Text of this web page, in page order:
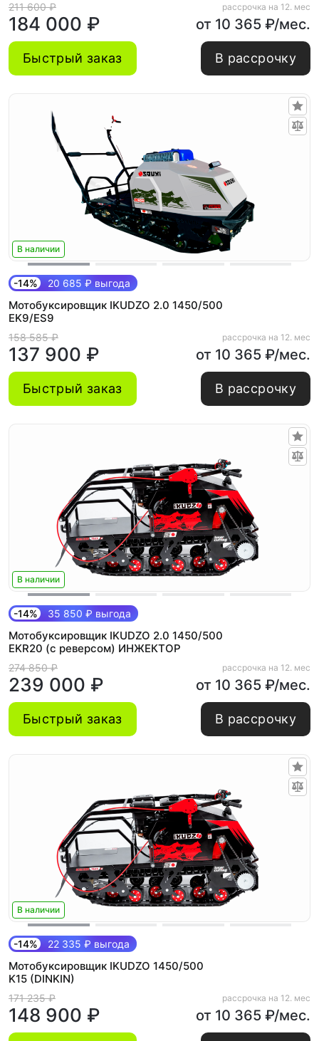
211 600 ₽
184 000 ₽
рассрочка на 12. мес
от 10 365 ₽/мес.
Быстрый заказ В рассрочку
В наличии
-14% 20 685 ₽ выгода
Мотобуксировщик IKUDZO 2.0 1450/500
EK9/ES9
158 585 ₽
137 900 ₽
рассрочка на 12. мес
от 10 365 ₽/мес.
Быстрый заказ В рассрочку
В наличии
-14% 35 850 ₽ выгода
Мотобуксировщик IKUDZO 2.0 1450/500
EKR20 (с реверсом) ИНЖЕКТОР
274 850 ₽
239 000 ₽
рассрочка на 12. мес
от 10 365 ₽/мес.
Быстрый заказ В рассрочку
В наличии
-14% 22 335 ₽ выгода
Мотобуксировщик IKUDZO 1450/500
K15 (DINKIN)
171 235 ₽
148 900 ₽
рассрочка на 12. мес
от 10 365 ₽/мес.